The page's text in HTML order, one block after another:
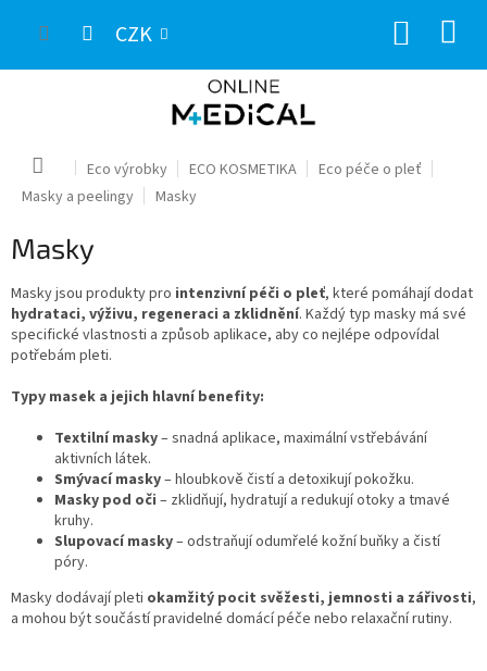
CZK
Domů Eco výrobky ECO KOSMETIKA
Eco péče o pleť
Masky a peelingy
Masky
Masky
Masky jsou produkty pro intenzivní péči o pleť, které pomáhají dodat
hydrataci, výživu, regeneraci a zklidnění. Každý typ masky má své
specifické vlastnosti a způsob aplikace, aby co nejlépe odpovídal
potřebám pleti.
Typy masek a jejich hlavní benefity:
Textilní masky– snadná aplikace, maximální vstřebávání
aktivních látek.
Smývací masky– hloubkově čistí a detoxikují pokožku.
Masky pod oči – zklidňují, hydratují a redukují otoky a tmavé
kruhy.
Slupovací masky– odstraňují odumřelé kožní buňky a čistí
póry.
Masky dodávají pleti okamžitý pocit svěžesti, jemnosti a zářivosti,
a mohou být součástí pravidelné domácí péče nebo relaxační rutiny.